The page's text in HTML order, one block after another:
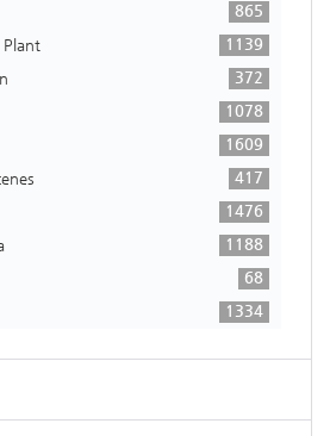
865
Plant
1139
372
1078
1609
417
1476
1188
68
1334